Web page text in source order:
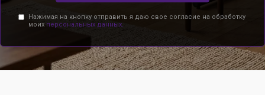
Нажимая на кнопку отправить я даю свое согласие на обработку
моих персональных данных.